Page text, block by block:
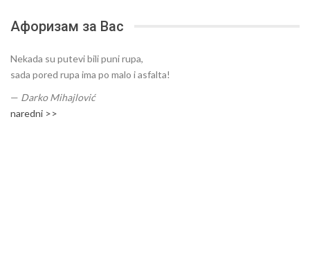
Афоризам за Вас
Nekada su putevi bili puni rupa,
sada pored rupa ima po malo i asfalta!
— Darko Mihajlović
naredni >>